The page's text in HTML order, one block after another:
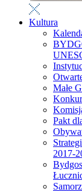
Kultura
Małe
Pakt
2017-